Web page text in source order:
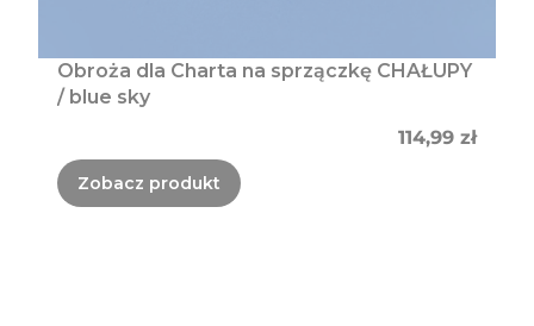
Obroża dla Charta na sprzączkę CHAŁUPY
/ blue sky
Cena
114,99 zł
Zobacz produkt